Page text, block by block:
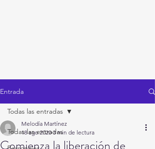
Entrada
Todas las entradas
Todas las entradas
Comienza la liberación de
Melodía Martínez
18 ago 2020 3 min de lectura